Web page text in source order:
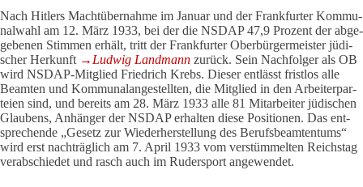
Nach Hit­lers Macht­über­nahme im Januar und der Frank­furter Kom­mu­
nal­wahl am 12. März 1933, bei der die NSDAP 47,9 Pro­zent der abge­
ge­benen Stimmen erhält, tritt der Frank­furter Ober­bür­ger­meister jüdi­
scher Her­kunft →Ludwig Land­mann zurück. Sein Nach­folger als OB
wird NSDAP-Mit­glied Fried­rich Krebs. Dieser ent­lässt fristlos alle
Beamten und Kom­mu­nal­an­ge­stellten, die Mit­glied in den Arbei­ter­par­
teien sind, und bereits am 28. März 1933 alle 81 Mit­ar­beiter jüdi­schen
Glau­bens, Anhänger der NSDAP erhalten diese Posi­tionen. Das ent­
spre­chende „Gesetz zur Wie­der­her­stel­lung des Berufs­be­am­ten­tums“
wird erst nach­träg­lich am 7. April 1933 vom ver­stüm­melten Reichstag
ver­ab­schiedet und rasch auch im Ruder­sport ange­wendet.